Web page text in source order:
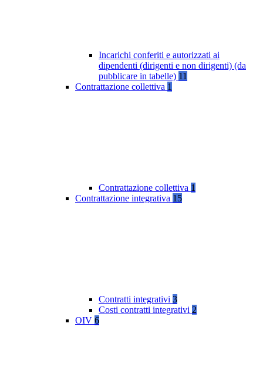
Incarichi conferiti e autorizzati ai
dipendenti (dirigenti e non dirigenti) (da
pubblicare in tabelle) 11
Contrattazione collettiva 1
Contrattazione collettiva 1
Contrattazione integrativa 15
Contratti integrativi 3
Costi contratti integrativi 2
OIV 6